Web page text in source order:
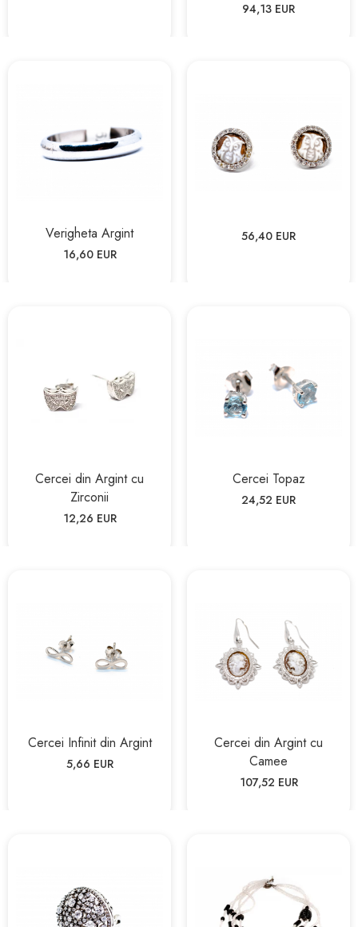
94,13 EUR
Verigheta Argint
16,60 EUR
56,40 EUR
Cercei din Argint cu
Zirconii
12,26 EUR
Cercei Topaz
24,52 EUR
Cercei Infinit din Argint
5,66 EUR
Cercei din Argint cu
Camee
107,52 EUR